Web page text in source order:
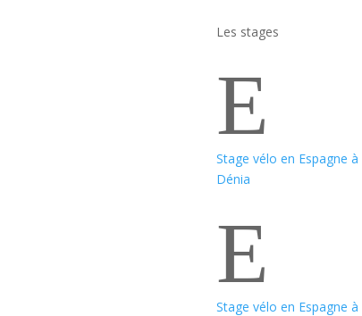
Les stages
E
Stage vélo en Espagne à
Dénia
E
Stage vélo en Espagne à